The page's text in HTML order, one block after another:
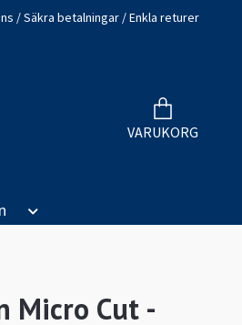
/ Säkra betalningar / Enkla returer
VARUKORG
Micro Cut -